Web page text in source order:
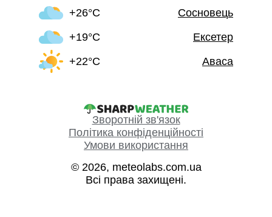
+26°C
Сосновець
+19°C
Ексетер
+22°C
Аваса
Зворотній зв'язок
Політика конфіденційності
Умови використання
© 2026, meteolabs.com.ua
Всі права захищені.